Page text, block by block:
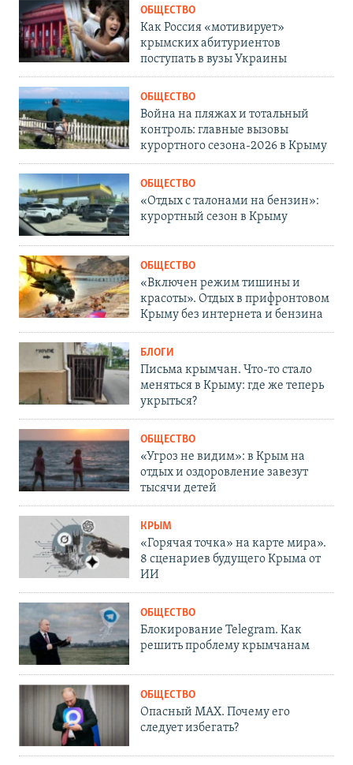
ОБЩЕСТВО
Как Россия «мотивирует»
крымских абитуриентов
поступать в вузы Украины
ОБЩЕСТВО
Война на пляжах и тотальный
контроль: главные вызовы
курортного сезона-2026 в Крыму
ОБЩЕСТВО
«Отдых с талонами на бензин»:
курортный сезон в Крыму
ОБЩЕСТВО
«Включен режим тишины и
красоты». Отдых в прифронтовом
Крыму без интернета и бензина
БЛОГИ
Письма крымчан. Что-то стало
меняться в Крыму: где же теперь
укрыться?
ОБЩЕСТВО
«Угроз не видим»: в Крым на
отдых и оздоровление завезут
тысячи детей
КРЫМ
«Горячая точка» на карте мира».
8 сценариев будущего Крыма от
ИИ
ОБЩЕСТВО
Блокирование Telegram. Как
решить проблему крымчанам
ОБЩЕСТВО
Опасный MAX. Почему его
следует избегать?